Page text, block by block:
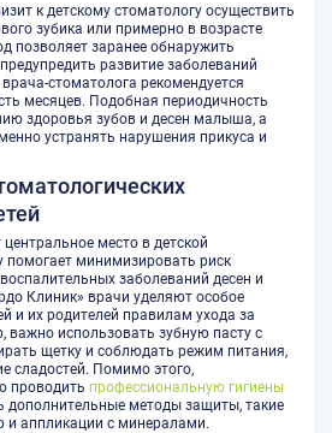
к детскому стоматологу осуществить
зубика или примерно в возрасте
позволяет заранее обнаружить
развитие заболеваний
стоматолога рекомендуется
месяцев. Подобная периодичность
здоровья зубов и десен малыша, а
устранять нарушения прикуса и
место в детской
помогает минимизировать риск
заболеваний десен и
Клиник» врачи уделяют особое
и их родителей правилам ухода за
важно использовать зубную пасту с
щетку и соблюдать режим питания,
сладостей. Помимо этого,
проводить профессиональную гигиены
дополнительные методы защиты, такие
и аппликации с минералами.